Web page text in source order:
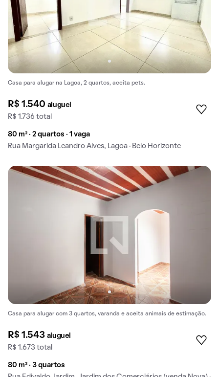
Casa para alugar na Lagoa, 2 quartos, aceita pets.
R$ 1.540 aluguel
R$ 1.736 total
80 m² · 2 quartos · 1 vaga
Rua Margarida Leandro Alves, Lagoa · Belo Horizonte
Casa para alugar com 3 quartos, varanda e aceita animais de estimação.
R$ 1.543 aluguel
R$ 1.673 total
80 m² · 3 quartos